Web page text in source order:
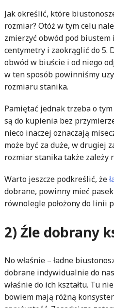
Jak określić, które
rozmiar? Otóż w tym celu
zmierzyć obwód pod biustem
centymetry i zaokrąglić do 5.
obwód w biuście i od niego
w ten sposób powinniśmy
rozmiaru stanika.
Pamiętać jednak trzeba o
są do kupienia bez
nieco inaczej oznaczają
może być za duże, w drugiej
rozmiar stanika także zależy
Warto jeszcze podkreślić, że
dobrane, powinny mieć
równolegle położony do linii
2) Źle dobrany
No właśnie – ładne
dobrane indywidualnie do
właśnie do ich kształtu. Tu
bowiem mają różną